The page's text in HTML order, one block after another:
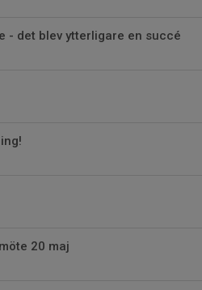
- det blev ytterligare en succé
20 maj